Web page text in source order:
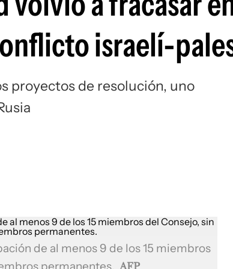
israelí-
proyectos de resolución, uno
de al menos 9 de los 15 miembros
AFP